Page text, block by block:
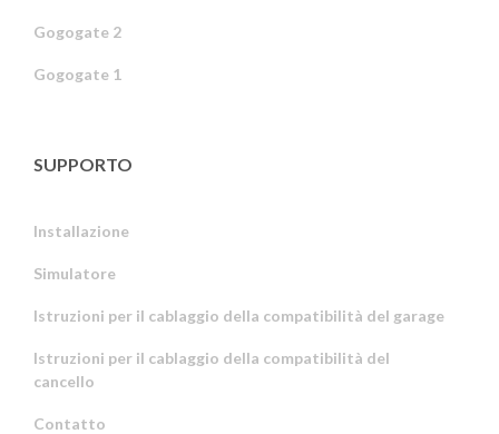
Gogogate 2
Gogogate 1
SUPPORTO
Installazione
Simulatore
Istruzioni per il cablaggio della compatibilità del garage
Istruzioni per il cablaggio della compatibilità del
cancello
Contatto